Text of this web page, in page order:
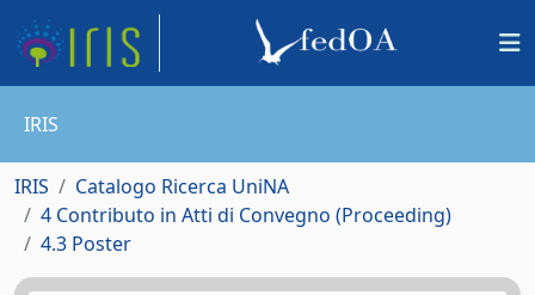
IRIS
IRIS
Catalogo Ricerca UniNA
4 Contributo in Atti di Convegno (Proceeding)
4.3 Poster